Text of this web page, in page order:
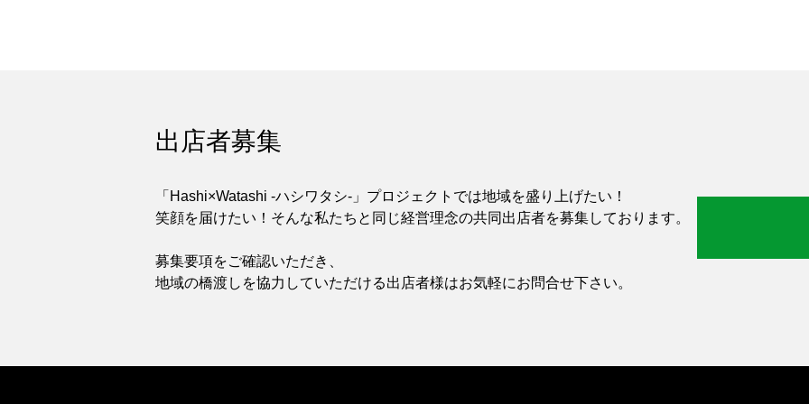
出店者募集
「Hashi×Watashi -ハシワタシ-」プロジェクトでは地域を盛り上げたい！
笑顔を届けたい！そんな私たちと同じ経営理念の共同出店者を募集しております。
募集要項をご確認いただき、
地域の橋渡しを協力していただける出店者様はお気軽にお問合せ下さい。